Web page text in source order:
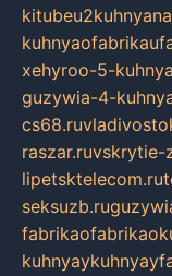
xehyroo-5-
guzywia-4-
cs68.ru
raszar.ruvskrytie-
lipetsktelecom.ru
seksuzb.ru